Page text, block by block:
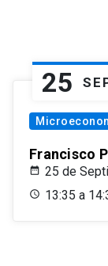
25
Francisco
25 de
13:35 a